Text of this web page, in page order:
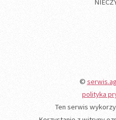
©
polityka
Ten serwis